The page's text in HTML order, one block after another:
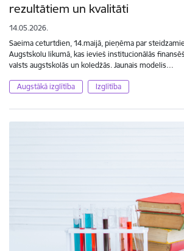
rezultātiem un kvalitāti
14.05.2026.
Saeima ceturtdien, 14.maijā, pieņēma par
Augstskolu likumā, kas ievieš institucionālās
valsts augstskolās un koledžās. Jaunais modelis…
Augstākā izglītība Izglītība